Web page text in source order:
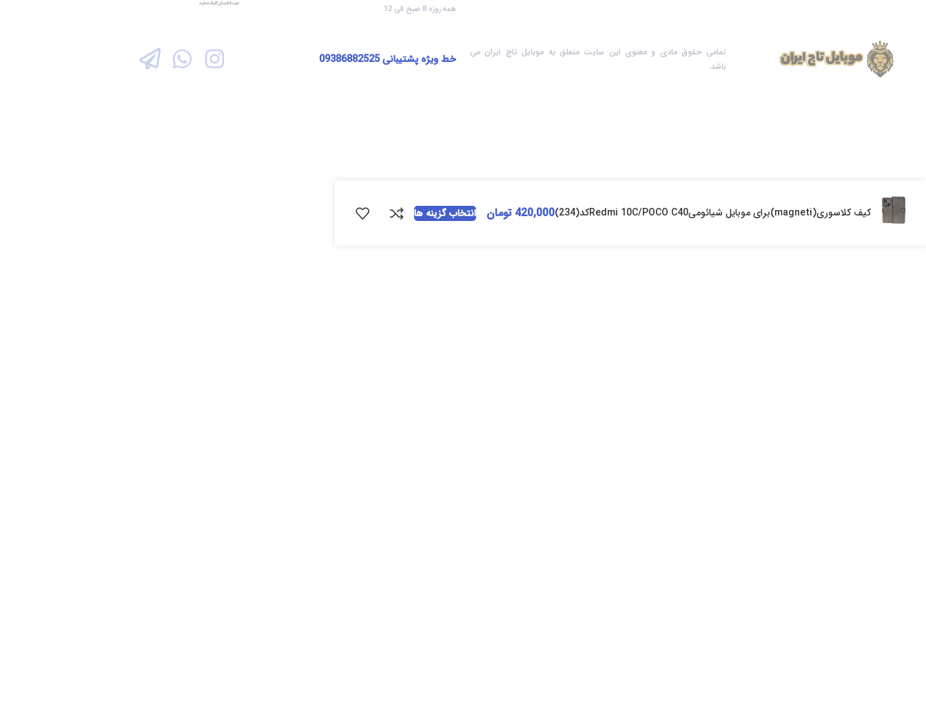
همه روزه 8 صبح الی 12
تمامی حقوق مادی و معنوی این سایت متعلق به موبایل تاج ایران می
باشد.
خط ویژه پشتیبانی09386882525
کیف کلاسوری(magneti)برای موبایل شیائومیRedmi 10C/POCO C40کد(234) 420,000 تومان انتخاب گزینه ها